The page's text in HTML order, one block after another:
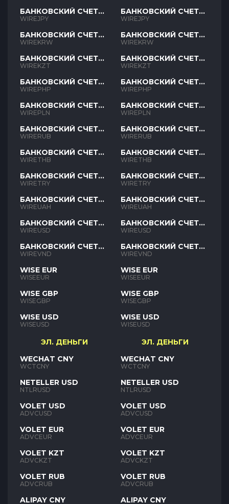
БАНКОВСКИЙ СЧЕТ
JPY
WIREJPY
БАНКОВСКИЙ СЧЕТ
KRW
WIREKRW
БАНКОВСКИЙ СЧЕТ
KZT
WIREKZT
БАНКОВСКИЙ СЧЕТ
PHP
WIREPHP
БАНКОВСКИЙ СЧЕТ
PLN
WIREPLN
БАНКОВСКИЙ СЧЕТ
RUB
WIRERUB
БАНКОВСКИЙ СЧЕТ
THB
WIRETHB
БАНКОВСКИЙ СЧЕТ
TRY
WIRETRY
БАНКОВСКИЙ СЧЕТ
UAH
WIREUAH
БАНКОВСКИЙ СЧЕТ
USD
WIREUSD
БАНКОВСКИЙ СЧЕТ
VND
WIREVND
WISE EUR
WISEEUR
WISE GBP
WISEGBP
WISE USD
WISEUSD
ЭЛ. ДЕНЬГИ
WECHAT CNY
WCTCNY
NETELLER USD
NTLRUSD
VOLET USD
ADVCUSD
VOLET EUR
ADVCEUR
VOLET KZT
ADVCKZT
VOLET RUB
ADVCRUB
ALIPAY CNY
БАНКОВСКИЙ СЧЕТ
JPY
WIREJPY
БАНКОВСКИЙ СЧЕТ
KRW
WIREKRW
БАНКОВСКИЙ СЧЕТ
KZT
WIREKZT
БАНКОВСКИЙ СЧЕТ
PHP
WIREPHP
БАНКОВСКИЙ СЧЕТ
PLN
WIREPLN
БАНКОВСКИЙ СЧЕТ
RUB
WIRERUB
БАНКОВСКИЙ СЧЕТ
THB
WIRETHB
БАНКОВСКИЙ СЧЕТ
TRY
WIRETRY
БАНКОВСКИЙ СЧЕТ
UAH
WIREUAH
БАНКОВСКИЙ СЧЕТ
USD
WIREUSD
БАНКОВСКИЙ СЧЕТ
VND
WIREVND
WISE EUR
WISEEUR
WISE GBP
WISEGBP
WISE USD
WISEUSD
ЭЛ. ДЕНЬГИ
WECHAT CNY
WCTCNY
NETELLER USD
NTLRUSD
VOLET USD
ADVCUSD
VOLET EUR
ADVCEUR
VOLET KZT
ADVCKZT
VOLET RUB
ADVCRUB
ALIPAY CNY